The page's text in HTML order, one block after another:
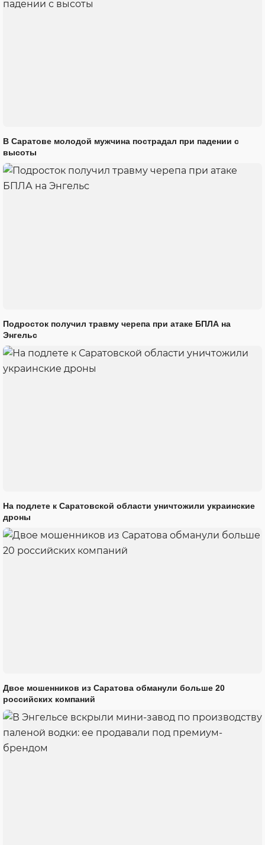
В Саратове молодой мужчина пострадал при падении с
высоты
Подросток получил травму черепа при атаке БПЛА на
Энгельс
На подлете к Саратовской области уничтожили украинские
дроны
Двое мошенников из Саратова обманули больше 20
российских компаний